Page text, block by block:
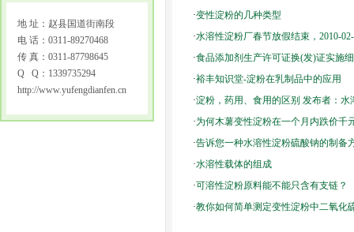
地 址：赵县国道街南段
电 话：0311-89270468
传 真：0311-87798645
Q Q：1339735294
http://www.yufengdianfen.cn
·变性淀粉的几种类型
·水溶性淀粉厂春节放假结束，2010-
·食品添加剂生产许可证换(发)证实施
·裕丰知识堂-淀粉在乳制品中的应用
·淀粉，药用、食用的区别 发布者：水
·为何木薯变性淀粉在一个月内跌价千
·告诉您一种水溶性淀粉硫酸钠的制备
·水溶性载体的组成
·可溶性淀粉原料能不能只含有支链？
·教你如何简单测定变性淀粉中二氧化